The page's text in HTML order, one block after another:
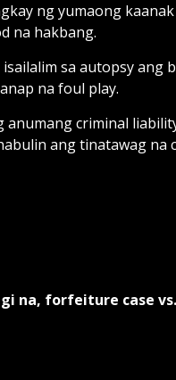
ng yumaong
na hakbang.
sa autopsy ang
na foul play.
anumang criminal
ang tinatawag na
na, forfeiture case